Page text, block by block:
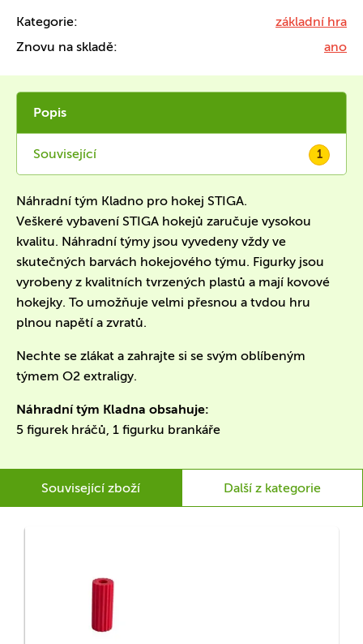
Kategorie:
základní hra
Znovu na skladě:
ano
Popis
Související 1
Náhradní tým Kladno pro hokej STIGA.
Veškeré vybavení STIGA hokejů zaručuje vysokou
kvalitu. Náhradní týmy jsou vyvedeny vždy ve
skutečných barvách hokejového týmu. Figurky jsou
vyrobeny z kvalitních tvrzených plastů a mají kovové
hokejky. To umožňuje velmi přesnou a tvdou hru
plnou napětí a zvratů.
Nechte se zlákat a zahrajte si se svým oblíbeným
týmem O2 extraligy.
Náhradní tým Kladna obsahuje:
5 figurek hráčů, 1 figurku brankáře
Související zboží Další z kategorie